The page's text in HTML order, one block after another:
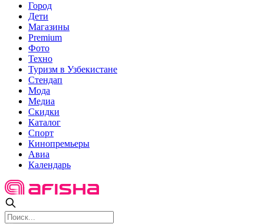
Город
Дети
Магазины
Premium
Фото
Техно
Туризм в Узбекистане
Стендап
Мода
Медиа
Скидки
Каталог
Спорт
Кинопремьеры
Авиа
Календарь